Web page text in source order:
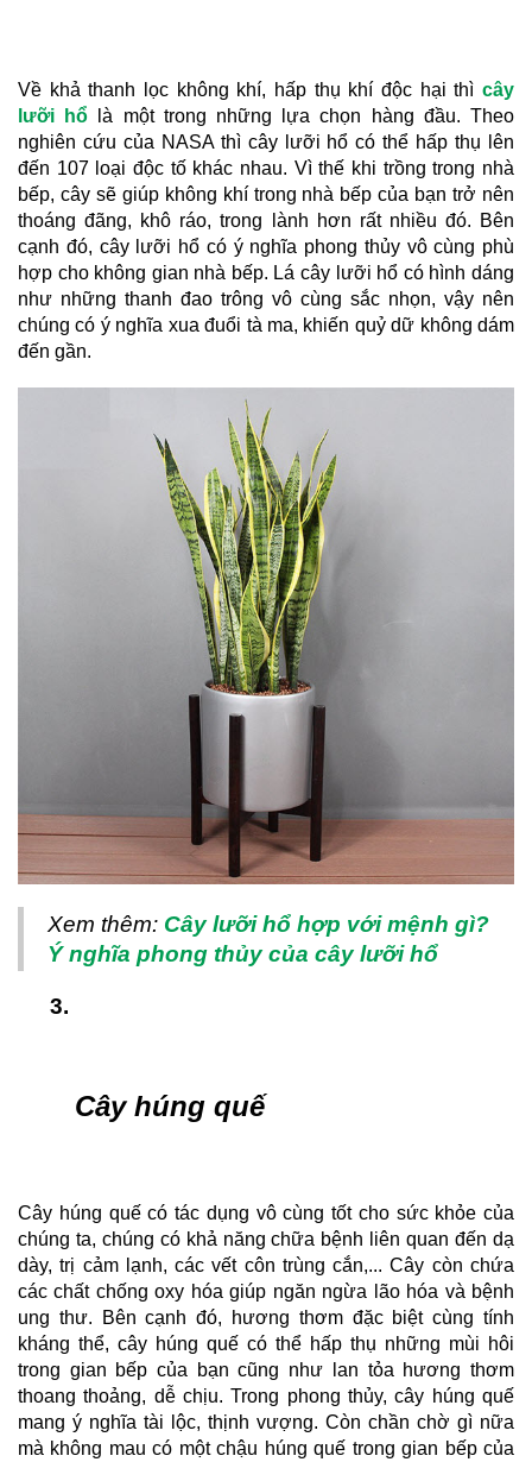
Về khả thanh lọc không khí, hấp thụ khí độc hại thì cây
lưỡi hổ là một trong những lựa chọn hàng đầu. Theo
nghiên cứu của NASA thì cây lưỡi hổ có thể hấp thụ lên
đến 107 loại độc tố khác nhau. Vì thế khi trồng trong nhà
bếp, cây sẽ giúp không khí trong nhà bếp của bạn trở nên
thoáng đãng, khô ráo, trong lành hơn rất nhiều đó. Bên
cạnh đó, cây lưỡi hổ có ý nghĩa phong thủy vô cùng phù
hợp cho không gian nhà bếp. Lá cây lưỡi hổ có hình dáng
như những thanh đao trông vô cùng sắc nhọn, vậy nên
chúng có ý nghĩa xua đuổi tà ma, khiến quỷ dữ không dám
đến gần.
Xem thêm: Cây lưỡi hổ hợp với mệnh gì?
Ý nghĩa phong thủy của cây lưỡi hổ
Cây húng quế
Cây húng quế có tác dụng vô cùng tốt cho sức khỏe của
chúng ta, chúng có khả năng chữa bệnh liên quan đến dạ
dày, trị cảm lạnh, các vết côn trùng cắn,... Cây còn chứa
các chất chống oxy hóa giúp ngăn ngừa lão hóa và bệnh
ung thư. Bên cạnh đó, hương thơm đặc biệt cùng tính
kháng thể, cây húng quế có thể hấp thụ những mùi hôi
trong gian bếp của bạn cũng như lan tỏa hương thơm
thoang thoảng, dễ chịu. Trong phong thủy, cây húng quế
mang ý nghĩa tài lộc, thịnh vượng. Còn chần chờ gì nữa
mà không mau có một chậu húng quế trong gian bếp của